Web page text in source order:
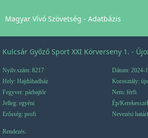
Magyar Vívó Szövetség - Adatbázis
Kulcsár Győző Sport XXI Körverseny 1. -
Nyilv.szám: 8217
Dátum: 2024-
Hely: Hajdúhadház
Korosztály:
Fegyver: párbajtőr
Nem: férfi
Jelleg: egyéni
Ép/
Erősség: profi
Nevezési
Rendezés: